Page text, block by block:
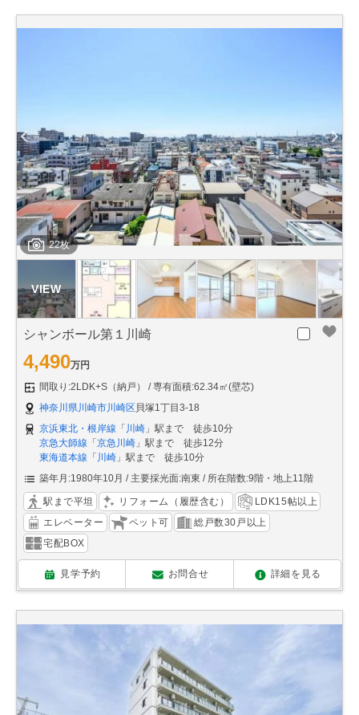
22枚
シャンボール第１川崎
4,490万円
間取り:2LDK+S（納戸）
専有面積:62.34㎡(壁芯)
神奈川県川崎市川崎区 貝塚1丁目3-18
京浜東北・根岸線 「 川崎 」駅まで 徒歩10分
京急大師線 「 京急川崎 」駅まで 徒歩12分
東海道本線 「 川崎 」駅まで 徒歩10分
築年月:1980年10月
主要採光面:南東 所在階数:9階・地上11階
駅まで平坦 リフォーム（履歴含む）
LDK15帖以上
エレベーター
ペット可
総戸数30戸以上
宅配BOX
見学予約 お問合せ 詳細を見る